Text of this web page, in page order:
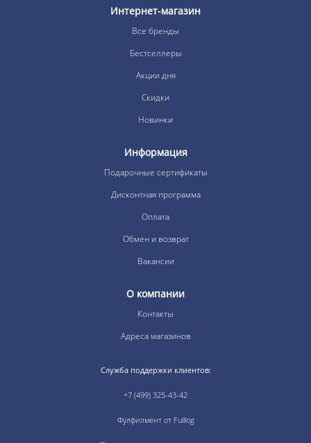
Интернет-магазин
Все бренды
Бестселлеры
Акции дня
Скидки
Новинки
Информация
Подарочные сертификаты
Дисконтная программа
Оплата
Обмен и возврат
Вакансии
О компании
Контакты
Адреса магазинов
Служба поддержки клиентов:
+7 (499) 325-43-42
Фулфилмент от Fulllog